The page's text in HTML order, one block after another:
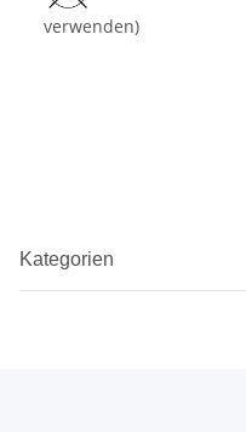
verwenden)
Kategorien